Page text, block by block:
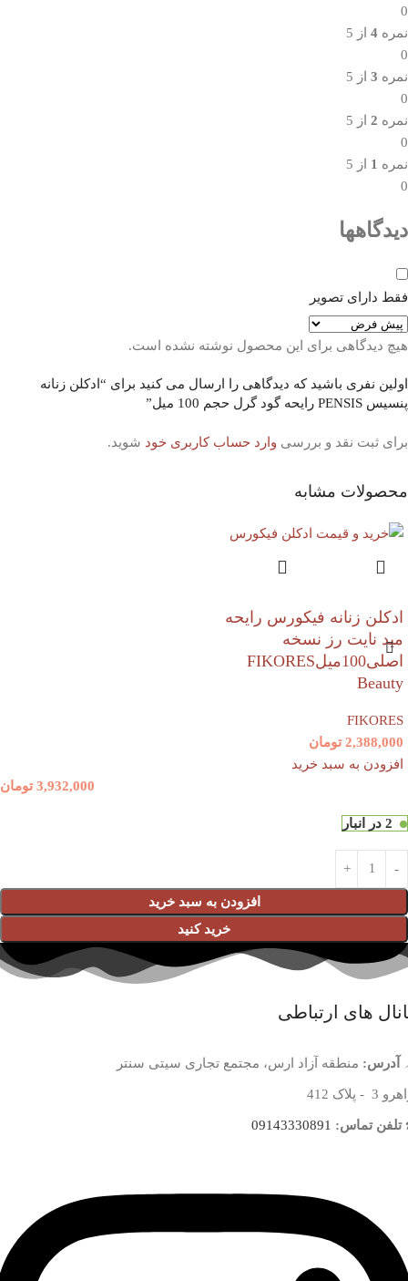
0
نمره 4 از 5
0
نمره 3 از 5
0
نمره 2 از 5
0
نمره 1 از 5
0
دیدگاهها
فقط دارای تصویر
هیچ دیدگاهی برای این محصول نوشته نشده است.
اولین نفری باشید که دیدگاهی را ارسال می کنید برای “ادکلن زنانه
پنسیس PENSIS رایحه گود گرل حجم 100 میل”
برای ثبت نقد و بررسی وارد حساب کاربری خود شوید.
محصولات مشابه
ادکلن زنانه فیکورس رایحه
مید نایت رز نسخه
اصلی100میلFIKORES
Beauty
FIKORES
2,388,000 تومان
افزودن به سبد خرید
3,932,000 تومان
2 در انبار
افزودن به سبد خرید
خرید کنید
های ارتباطی
آدرس: منطقه آزاد ارس، مجتمع تجاری سیتی سنتر
3 - پلاک 412
تلفن تماس: 09143330891